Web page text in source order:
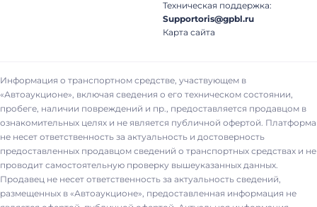
Техническая поддержка:
Supportoris@gpbl.ru
Карта сайта
Информация о транспортном средстве, участвующем в
«Автоаукционе», включая сведения о его техническом состоянии,
пробеге, наличии повреждений и пр., предоставляется продавцом в
ознакомительных целях и не является публичной офертой. Платформа
не несет ответственность за актуальность и достоверность
предоставленных продавцом сведений о транспортных средствах и не
проводит самостоятельную проверку вышеуказанных данных.
Продавец не несет ответственность за актуальность сведений,
размещенных в «Автоаукционе», предоставленная информация не